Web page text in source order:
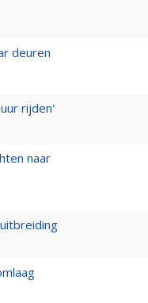
deuren
rijden'
naar